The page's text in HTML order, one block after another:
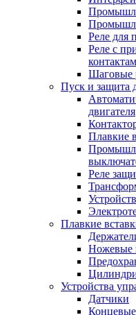
Реле для
Реле с
Шаговые
Пуск и защита
двигателя
Плавкие
Реле
Плавкие
Ножевые
Устройства
Датчики